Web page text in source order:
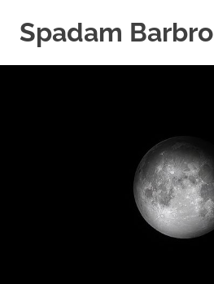
innehåll
Spadam Barbro